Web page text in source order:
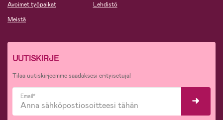
Avoimet työpaikat
Meistä
Lehdistö
UUTISKIRJE
Tilaa uutiskirjeemme saadaksesi erityisetuja!
Email*